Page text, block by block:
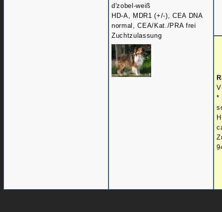
d'zobel-weiß
HD-A, MDR1 (+/-), CEA DNA
normal, CEA/Kat./PRA frei
Zuchtzulassung
*